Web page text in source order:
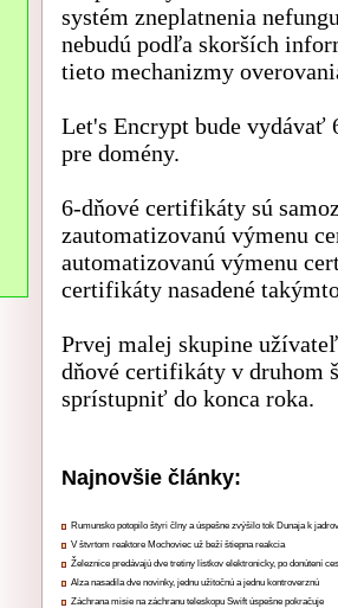
systém zneplatnenia
nebudú podľa skorších
tieto mechanizmy
Let's Encrypt bude vydávať
pre domény.
6-dňové certifikáty sú
zautomatizovanú výmenu
automatizovanú výmenu
certifikáty nasadené
Prvej malej skupine
dňové certifikáty v druhom
sprístupniť do konca roka.
Najnovšie články:
Rumunsko potopilo štyri člny a úspešne zvýšilo tok Dunaja k
V štvrtom reaktore Mochoviec už beží štiepna reakcia
Železnice predávajú dve tretiny lístkov elektronicky, po donútení
Alza nasadila dve novinky, jednu užitočnú a jednu kontroverznú
Záchrana misie na záchranu teleskopu Swift úspešne pokračuje